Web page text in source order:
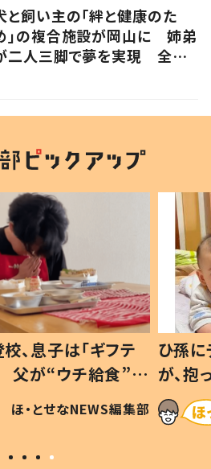
と飼い主の「絆と健康のた
」の複合施設が岡山に 姉弟
二人三脚で夢を実現 全国
レな80歳じいじ
ると…ひ孫の反応に
た」「可愛くて仕方な
ほ・とせなNEWS編集部